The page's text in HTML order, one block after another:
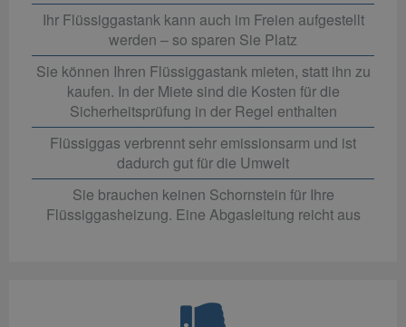
Ihr Flüssiggastank kann auch im Freien aufgestellt
werden – so sparen Sie Platz
Sie können Ihren Flüssiggastank mieten, statt ihn zu
kaufen. In der Miete sind die Kosten für die
Sicherheitsprüfung in der Regel enthalten
Flüssiggas verbrennt sehr emissionsarm und ist
dadurch gut für die Umwelt
Sie brauchen keinen Schornstein für Ihre
Flüssiggasheizung. Eine Abgasleitung reicht aus